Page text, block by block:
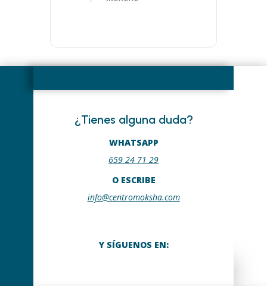
¿Tienes alguna duda?
WHATSAPP
659 24 71 29
O ESCRIBE
info@centromoksha.com
Y SÍGUENOS EN: